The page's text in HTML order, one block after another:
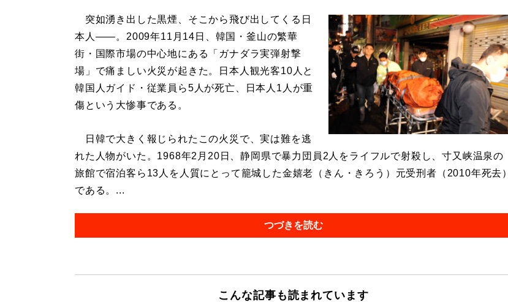
突如湧き出した黒煙、そこから飛び出してくる日
本人――。2009年11月14日、韓国・釜山の繁華
街・国際市場の中心地にある「ガナダラ実弾射撃
場」で痛ましい火災が起きた。日本人観光客10人と
韓国人ガイド・従業員ら5人が死亡、日本人1人が重
傷という大惨事である。
日韓で大きく報じられたこの火災で、実は難を逃
れた人物がいた。1968年2月20日、静岡県で暴力団員2人をライフルで射殺し、寸又峡温泉の
旅館で宿泊客ら13人を人質にとって籠城した金嬉老（きん・きろう）元受刑者（2010年死去）
である。...
つづきを読む
こんな記事も読まれています